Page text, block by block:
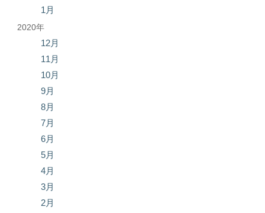
1月
2020年
12月
11月
10月
9月
8月
7月
6月
5月
4月
3月
2月